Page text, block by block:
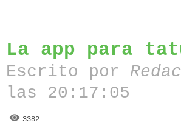
La app para
Escrito por
las 20:17:05
3382